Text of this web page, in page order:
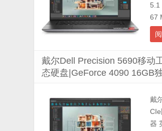
5.1
67
戴尔Dell Precision 5690移动
态硬盘|GeForce 4090 16GB
戴
器